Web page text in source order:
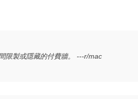
限製或隱藏的付費牆。 ---r/mac